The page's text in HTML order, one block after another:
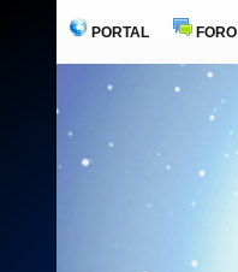
PORTAL FORO